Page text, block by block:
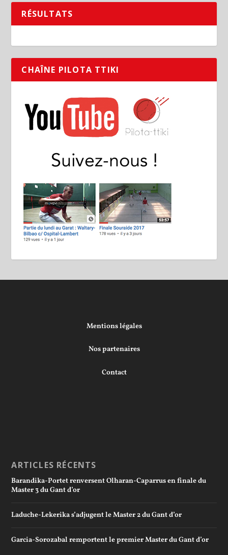
RÉSULTATS
CHAÎNE PILOTA TTIKI
Mentions légales
Nos partenaires
Contact
ARTICLES RÉCENTS
Barandika-Portet renversent Olharan-Caparrus en finale du
Master 3 du Gant d’or
Laduche-Lekerika s’adjugent le Master 2 du Gant d’or
Garcia-Sorozabal remportent le premier Master du Gant d’or